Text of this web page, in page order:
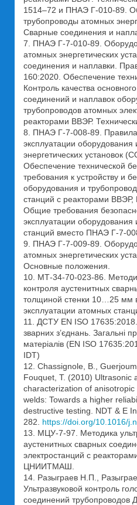
1514–72 и ПНАЭ Г-010-89.
трубопроводы атомных
Сварные соединения и
7. ПНАЭ Г-7-010-89.
атомных энергетических
соединения и наплавки.
160:2020. Обеспечение
Контроль качества
соединений и наплавок
трубопроводов атомных
реакторами ВВЭР.
8. ПНАЭ Г-7-008-89. Правила
эксплуатации
энергетических установок
Обеспечение технической
требования к устройству и
оборудования и
станций с реакторами
Общие требования
эксплуатации
станций вместо ПНАЭ Г-7-
9. ПНАЭ Г-7-009-89.
атомных энергетических
Основные положения.
10. МТ-34-70-023-86.
контроля аустенитных
толщиной стенки 10…25 мм
эксплуатации атомных
11. ДСТУ EN ISO
зварних з’єднань. Загальні
матеріалів (EN ISO
IDT)
12. Chassignole, B.,
Fouquet, T. (2010) Ultrasonic
characterization of
welds: Towards a higher
destructive testing. NDT & E
282. https://doi.org/10.1016/
13. МЦУ-7-97. Методика
аустенитных сварных
электростанций с
ЦНИИТМАШ.
14. Разыграев Н.П.,
Ультразвуковой контроль
соединений трубопроводов